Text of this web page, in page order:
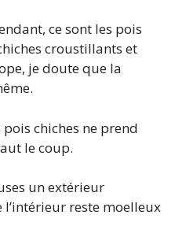
ce sont les pois
croustillants et
je doute que la
chiches ne prend
le coup.
un extérieur
reste moelleux